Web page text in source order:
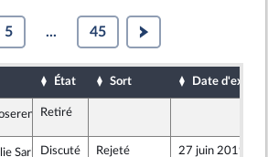
5 ... 45
État Sort Date d'examen
n°184
Marche
Retiré
SarlesDiscuté Rejeté 27 juin 2019